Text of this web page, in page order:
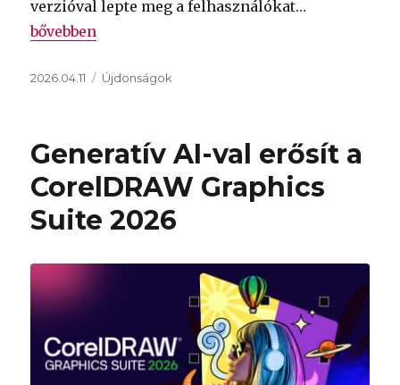
verzióval lepte meg a felhasználókat…
„Boris FX felvásárolta a Vegas Pro-t és máris itt az
bővebben
Közzétéve
2026.04.11 Kategória
Újdonságok
Generatív AI-val erősít a
CorelDRAW Graphics
Suite 2026